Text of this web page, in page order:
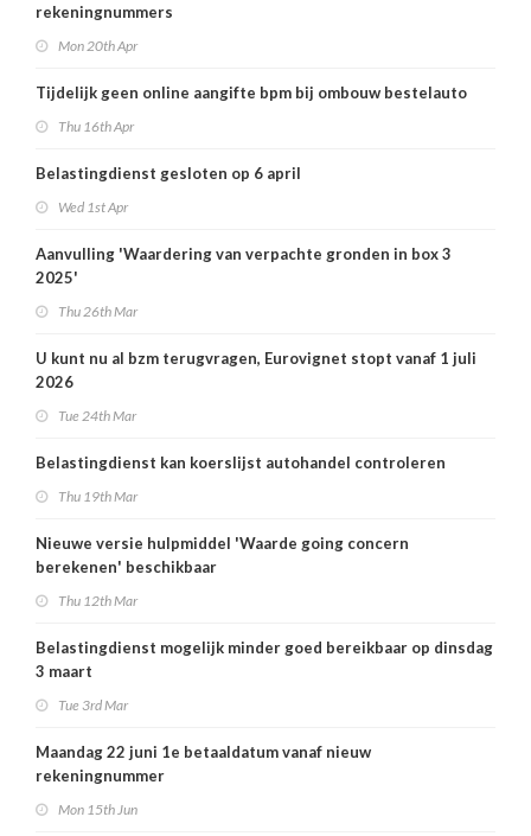
rekeningnummers
Mon 20th Apr
Tijdelijk geen online aangifte bpm bij ombouw bestelauto
Thu 16th Apr
Belastingdienst gesloten op 6 april
Wed 1st Apr
Aanvulling 'Waardering van verpachte gronden in box 3
2025'
Thu 26th Mar
U kunt nu al bzm terugvragen, Eurovignet stopt vanaf 1 juli
2026
Tue 24th Mar
Belastingdienst kan koerslijst autohandel controleren
Thu 19th Mar
Nieuwe versie hulpmiddel 'Waarde going concern
berekenen' beschikbaar
Thu 12th Mar
Belastingdienst mogelijk minder goed bereikbaar op dinsdag
3 maart
Tue 3rd Mar
Maandag 22 juni 1e betaaldatum vanaf nieuw
rekeningnummer
Mon 15th Jun